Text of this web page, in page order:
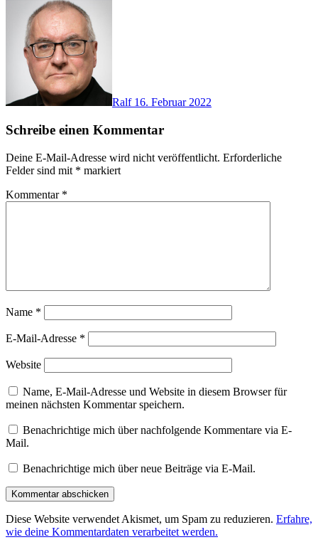
Ralf 16. Februar 2022
Schreibe einen Kommentar
Deine E-Mail-Adresse wird nicht veröffentlicht. Erforderliche
Felder sind mit * markiert
Kommentar *
Name *
E-Mail-Adresse *
Website
Name, E-Mail-Adresse und Website in diesem Browser für
meinen nächsten Kommentar speichern.
Benachrichtige mich über nachfolgende Kommentare via E-
Mail.
Benachrichtige mich über neue Beiträge via E-Mail.
Diese Website verwendet Akismet, um Spam zu reduzieren. Erfahre,
wie deine Kommentardaten verarbeitet werden.